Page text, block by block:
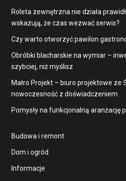
Roleta zewnętrzna nie działa
wskazują, że czas wezwać serwis?
Czy warto otworzyć pawilon
Obróbki blacharskie na wymiar –
szybciej, niż myślisz
Małro Projekt – biuro projektowe ze
nowoczesność z doświadczeniem
Pomysły na funkcjonalną aranżację
Budowa i remont
Dom i ogród
Informacje